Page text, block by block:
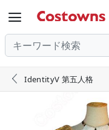

 IdentityV 第五人格